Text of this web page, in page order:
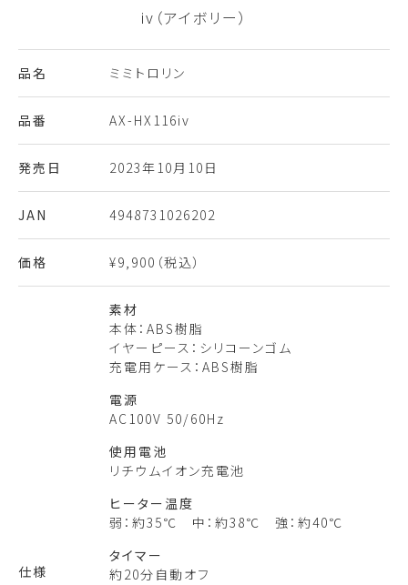
iv（アイボリー）
品名 ミミトロリン
品番 AX-HX116iv
発売日 2023年10月10日
JAN 4948731026202
価格 ¥9,900（税込）
仕様
素材
本体：ABS樹脂
イヤーピース：シリコーンゴム
充電用ケース：ABS樹脂
電源
AC100V 50/60Hz
使用電池
リチウムイオン充電池
ヒーター温度
弱：約35℃ 中：約38℃ 強：約40℃
タイマー
約20分自動オフ